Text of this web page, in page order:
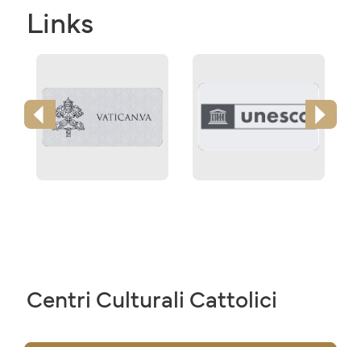
Links
Centri Culturali Cattolici